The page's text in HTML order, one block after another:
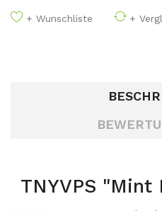
+ Wunschliste +
TNYVPS "Mint